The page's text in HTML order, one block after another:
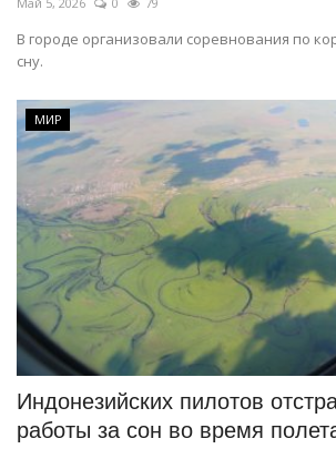
РАЗВЛЕЧЕНИЯ
OFFICIAL
Курултай
Язык
Қазақша Русский
В городе организовали соревнования по
сну.
МИР
Индонезийских пилотов
работы за сон во время